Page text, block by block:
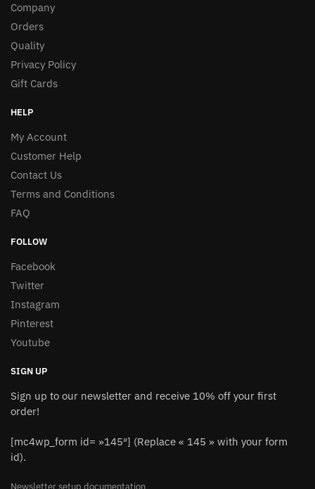
Company
Orders
Quality
Privacy Policy
Gift Cards
HELP
My Account
Customer Help
Contact Us
Terms and Conditions
FAQ
FOLLOW
Facebook
Twitter
Instagram
Pinterest
Youtube
SIGN UP
Sign up to our newsletter and receive 10% off your first
order!
[mc4wp_form id= »145″] (Replace « 145 » with your form
id).
Newsletter setup documentation